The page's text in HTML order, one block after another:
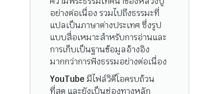
อย่างต่อเนื่อง รวมไปถึงธรรมะที่
แปลเป็นภาษาต่างประเทศ ซึ่งรูป
แบบสื่อเหมาะสำหรับการอ่านและ
การเก็บเป็นฐานข้อมูลอ้างอิง
มากกว่าการฟังธรรมอย่างต่อเนื่อง
YouTube มีไฟล์วิดีโอครบถ้วน
ที่สุด และยังเป็นช่องทางหลัก